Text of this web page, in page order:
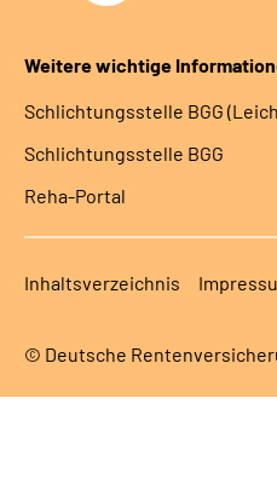
Weitere wichtige
Schlich­tungs­stel­le BGG
Schlich­tungs­stel­le BGG
Reha-Portal
Inhaltsverzeichnis
© Deutsche